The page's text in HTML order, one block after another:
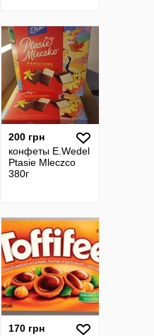
200 грн
конфеты E.Wedel
Ptasie Mleczco
380г
170 грн